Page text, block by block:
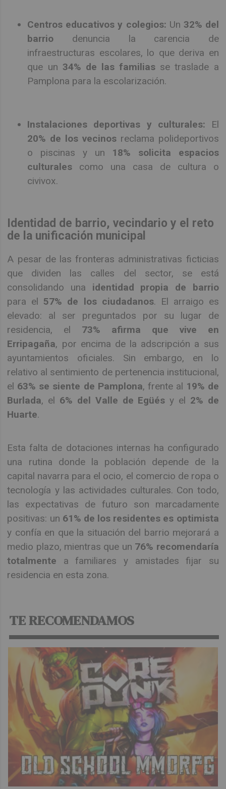
Centros educativos y colegios: Un 32% del
barrio denuncia la carencia de
infraestructuras escolares, lo que deriva en
que un 34% de las familias se traslade a
Pamplona para la escolarización.
Instalaciones deportivas y culturales: El
20% de los vecinosreclama polideportivos
o piscinas y un 18% solicita espacios
culturales como una casa de cultura o
civivox.
Identidad de barrio, vecindario y el reto
de la unificación municipal
A pesar de las fronteras administrativas ficticias
que dividen las calles del sector, se está
consolidando una identidad propia de barrio
para el 57% de los ciudadanos. El arraigo es
elevado: al ser preguntados por su lugar de
residencia, el 73% afirma que vive en
Erripagaña, por encima de la adscripción a sus
ayuntamientos oficiales. Sin embargo, en lo
relativo al sentimiento de pertenencia institucional,
el 63% se siente de Pamplona, frente al 19% de
Burlada, el 6% del Valle de Egüés y el 2% de
Huarte.
Esta falta de dotaciones internas ha configurado
una rutina donde la población depende de la
capital navarra para el ocio, el comercio de ropa o
tecnología y las actividades culturales. Con todo,
las expectativas de futuro son marcadamente
positivas: un 61% de los residentes es optimista
y confía en que la situación del barrio mejorará a
medio plazo, mientras que un 76% recomendaría
totalmente a familiares y amistades fijar su
residencia en esta zona.
TE RECOMENDAMOS